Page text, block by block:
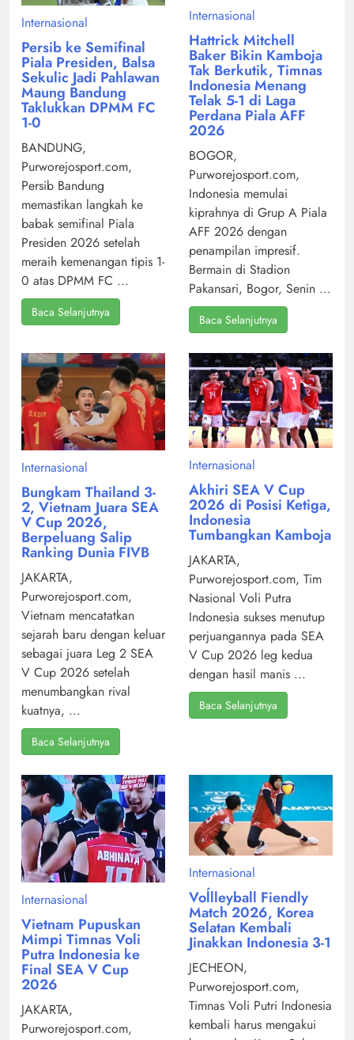
Internasional
Persib ke Semifinal
Piala Presiden, Balsa
Sekulic Jadi Pahlawan
Maung Bandung
Taklukkan DPMM FC
1-0
BANDUNG,
Purworejosport.com,
Persib Bandung
memastikan langkah ke
babak semifinal Piala
Presiden 2026 setelah
meraih kemenangan tipis 1-
0 atas DPMM FC ...
Baca Selanjutnya
Internasional
Hattrick Mitchell
Baker Bikin Kamboja
Tak Berkutik, Timnas
Indonesia Menang
Telak 5-1 di Laga
Perdana Piala AFF
2026
BOGOR,
Purworejosport.com,
Indonesia memulai
kiprahnya di Grup A Piala
AFF 2026 dengan
penampilan impresif.
Bermain di Stadion
Pakansari, Bogor, Senin ...
Baca Selanjutnya
Internasional
Bungkam Thailand 3-
2, Vietnam Juara SEA
V Cup 2026,
Berpeluang Salip
Ranking Dunia FIVB
JAKARTA,
Purworejosport.com,
Vietnam mencatatkan
sejarah baru dengan keluar
sebagai juara Leg 2 SEA
V Cup 2026 setelah
menumbangkan rival
kuatnya, ...
Baca Selanjutnya
Internasional
Akhiri SEA V Cup
2026 di Posisi Ketiga,
Indonesia
Tumbangkan Kamboja
JAKARTA,
Purworejosport.com, Tim
Nasional Voli Putra
Indonesia sukses menutup
perjuangannya pada SEA
V Cup 2026 leg kedua
dengan hasil manis ...
Baca Selanjutnya
Internasional
Vietnam Pupuskan
Mimpi Timnas Voli
Putra Indonesia ke
Final SEA V Cup
2026
JAKARTA,
Purworejosport.com,
Internasional
Voĺlleyball Fiendly
Match 2026, Korea
Selatan Kembali
Jinakkan Indonesia 3-1
JECHEON,
Purworejosport.com,
Timnas Voli Putri Indonesia
kembali harus mengakui